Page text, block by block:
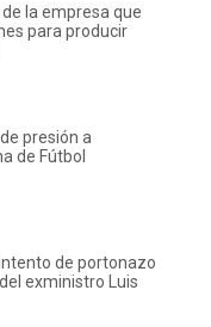
la empresa que
para producir
presión a
de Fútbol
de portonazo
exministro Luis